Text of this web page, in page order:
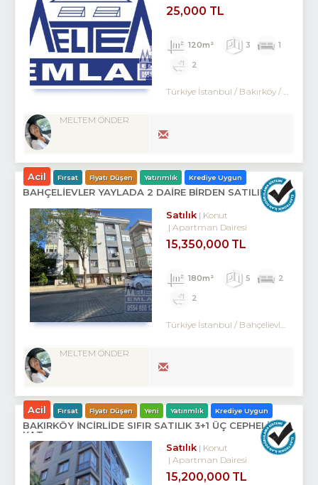
25,000 TL
120m² 3
1
2
Türkiye İstanbul / Bakırköy/ Kartaltepe
MELTEM ÖNDER
Acil Fırsat Fiyatı Düşen Yatırımlık Krediye Uygun
BAHÇELİEVLER YAYLADA 2 DAİRE BİRDEN SATILIKTIR.
Satılık
Konut
Apartman Dairesi
15,350,000 TL
180m² 5
2
2
MELTEM ÖNDER
Acil Fırsat Fiyatı Düşen Yeni Yatırımlık Krediye Uygun
BAKIRKÖY İNCİRLİDE SIFIR SATILIK 3+1 ÜÇ CEPHELİ ARA
KAT
Satılık
Konut
Apartman Dairesi
15,200,000 TL